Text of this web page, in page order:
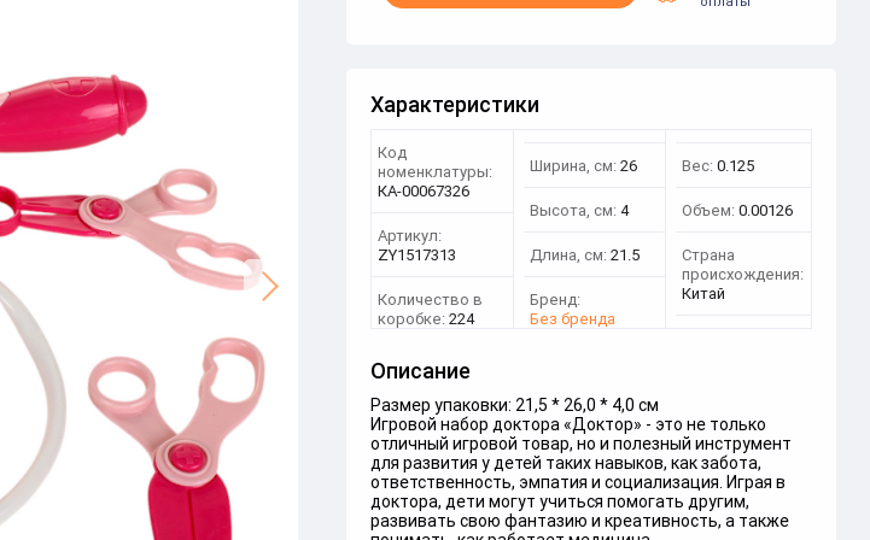
Характеристики
Код
номенклатуры:
КА-00067326
Артикул:
ZY1517313
Количество в
коробке: 224
Ширина, см: 26
Высота, см: 4
Длина, см: 21.5
Бренд:
Без бренда
Вес: 0.125
Объем: 0.00126
Страна
происхождения:
Китай
Описание
Размер упаковки: 21,5 * 26,0 * 4,0 см
Игровой набор доктора «Доктор» - это не только
отличный игровой товар, но и полезный инструмент
для развития у детей таких навыков, как забота,
ответственность, эмпатия и социализация. Играя в
доктора, дети могут учиться помогать другим,
развивать свою фантазию и креативность, а также